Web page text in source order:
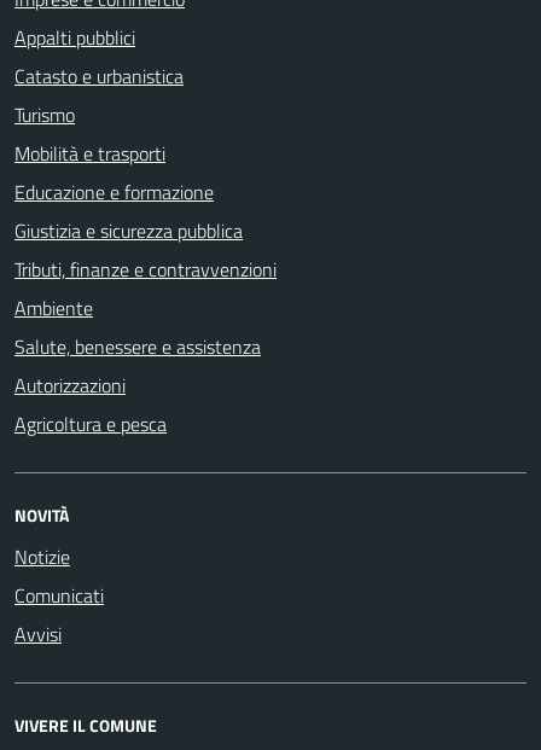
Appalti pubblici
Catasto e urbanistica
Turismo
Mobilità e trasporti
Educazione e formazione
Giustizia e sicurezza pubblica
Tributi, finanze e contravvenzioni
Ambiente
Salute, benessere e assistenza
Autorizzazioni
Agricoltura e pesca
NOVITÀ
Notizie
Comunicati
Avvisi
VIVERE IL COMUNE